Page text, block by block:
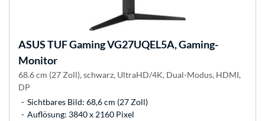
ASUSTUF Gaming VG27UQEL5A, Gaming-
Monitor
68.6 cm (27 Zoll), schwarz, UltraHD/4K, Dual-Modus, HDMI,
DP
Sichtbares Bild: 68,6 cm (27 Zoll)
Auflösung: 3840 x 2160 Pixel